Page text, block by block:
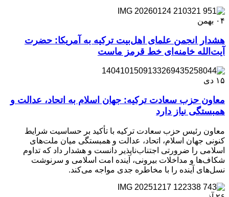
۰۴ بهمن
هشدار انجمن علمای اهل‌بیت ترکیه به آمریکا: حضرت
آیت‌الله خامنه‌ای خط قرمز ماست
۱۵ دی
معاون حزب سعادت ترکیه: جهان اسلام به اتحاد، عدالت و
همبستگی نیاز دارد
معاون رئیس حزب سعادت ترکیه با تأکید بر حساسیت شرایط
کنونی جهان اسلام، اتحاد، عدالت و همبستگی میان ملت‌های
اسلامی را ضرورتی اجتناب‌ناپذیر دانست و هشدار داد که تداوم
شکاف‌ها و مداخلات بیرونی، آینده امت اسلامی و سرنوشت
نسل‌های آینده را با مخاطره جدی مواجه می‌کند.